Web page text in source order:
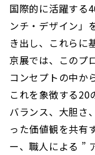
国際的に活躍する
ンチ・デザイン」
き出し、これらに
京展では、このプ
コンセプトの中か
これを象徴する20
バランス、大胆さ
った価値観を共有
ー、職人による ”